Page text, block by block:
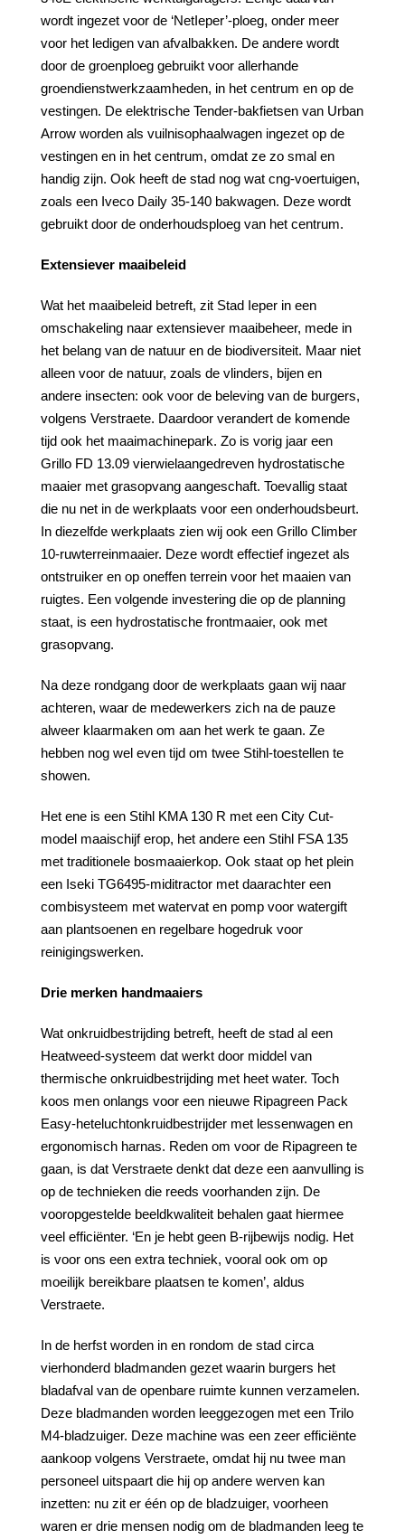
wordt ingezet voor de ‘NetIeper’-ploeg, onder meer
voor het ledigen van afvalbakken. De andere wordt
door de groenploeg gebruikt voor allerhande
groendienstwerkzaamheden, in het centrum en op de
vestingen. De elektrische Tender-bakfietsen van Urban
Arrow worden als vuilnisophaalwagen ingezet op de
vestingen en in het centrum, omdat ze zo smal en
handig zijn. Ook heeft de stad nog wat cng-voertuigen,
zoals een Iveco Daily 35-140 bakwagen. Deze wordt
gebruikt door de onderhoudsploeg van het centrum.
Extensiever maaibeleid
Wat het maaibeleid betreft, zit Stad Ieper in een
omschakeling naar extensiever maaibeheer, mede in
het belang van de natuur en de biodiversiteit. Maar niet
alleen voor de natuur, zoals de vlinders, bijen en
andere insecten: ook voor de beleving van de burgers,
volgens Verstraete. Daardoor verandert de komende
tijd ook het maaimachinepark. Zo is vorig jaar een
Grillo FD 13.09 vierwielaangedreven hydrostatische
maaier met grasopvang aangeschaft. Toevallig staat
die nu net in de werkplaats voor een onderhoudsbeurt.
In diezelfde werkplaats zien wij ook een Grillo Climber
10-ruwterreinmaaier. Deze wordt effectief ingezet als
ontstruiker en op oneffen terrein voor het maaien van
ruigtes. Een volgende investering die op de planning
staat, is een hydrostatische frontmaaier, ook met
grasopvang.
Na deze rondgang door de werkplaats gaan wij naar
achteren, waar de medewerkers zich na de pauze
alweer klaarmaken om aan het werk te gaan. Ze
hebben nog wel even tijd om twee Stihl-toestellen te
showen.
Het ene is een Stihl KMA 130 R met een City Cut-
model maaischijf erop, het andere een Stihl FSA 135
met traditionele bosmaaierkop. Ook staat op het plein
een Iseki TG6495-miditractor met daarachter een
combisysteem met watervat en pomp voor watergift
aan plantsoenen en regelbare hogedruk voor
reinigingswerken.
Drie merken handmaaiers
Wat onkruidbestrijding betreft, heeft de stad al een
Heatweed-systeem dat werkt door middel van
thermische onkruidbestrijding met heet water. Toch
koos men onlangs voor een nieuwe Ripagreen Pack
Easy-heteluchtonkruidbestrijder met lessenwagen en
ergonomisch harnas. Reden om voor de Ripagreen te
gaan, is dat Verstraete denkt dat deze een aanvulling is
op de technieken die reeds voorhanden zijn. De
vooropgestelde beeldkwaliteit behalen gaat hiermee
veel efficiënter. ‘En je hebt geen B-rijbewijs nodig. Het
is voor ons een extra techniek, vooral ook om op
moeilijk bereikbare plaatsen te komen’, aldus
Verstraete.
In de herfst worden in en rondom de stad circa
vierhonderd bladmanden gezet waarin burgers het
bladafval van de openbare ruimte kunnen verzamelen.
Deze bladmanden worden leeggezogen met een Trilo
M4-bladzuiger. Deze machine was een zeer efficiënte
aankoop volgens Verstraete, omdat hij nu twee man
personeel uitspaart die hij op andere werven kan
inzetten: nu zit er één op de bladzuiger, voorheen
waren er drie mensen nodig om de bladmanden leeg te